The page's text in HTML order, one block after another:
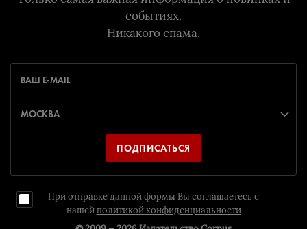
событиях.
Никакого спама.
ПОДПИСАТЬСЯ
При отправке данной формы Вы соглашаетесь с
нашей политикой конфиденциальности